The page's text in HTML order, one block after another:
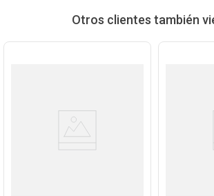
Otros clientes también
Ver
Producto